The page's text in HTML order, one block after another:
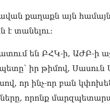
քաղաքն այն
է տանելու:
են ԲՀԿ-ի, ԱԺԲ-ի
իր թիմով, Սասուն
որ ինչ-որ բան
որոնք